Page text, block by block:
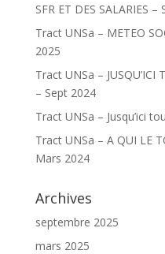
SFR ET DES SALARIES –
Tract UNSa – METEO
2025
Tract UNSa –
– Sept 2024
Tract UNSa – Jusqu’ici
Tract UNSa – A QUI LE
Mars 2024
Archives
septembre 2025
mars 2025